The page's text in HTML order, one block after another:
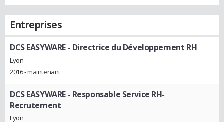
Entreprises
DCS EASYWARE- Directrice du Développement RH
Lyon
2016 - maintenant
DCS EASYWARE- Responsable Service RH-
Recrutement
Lyon